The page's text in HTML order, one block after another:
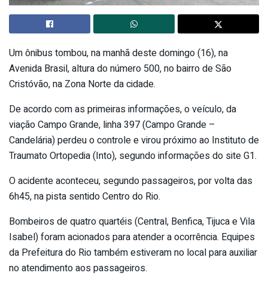
Um ônibus tombou, na manhã deste domingo (16), na
Avenida Brasil, altura do número 500, no bairro de São
Cristóvão, na Zona Norte da cidade.
De acordo com as primeiras informações, o veículo, da
viação Campo Grande, linha 397 (Campo Grande –
Candelária) perdeu o controle e virou próximo ao Instituto de
Traumato Ortopedia (Into), segundo informações do site G1.
O acidente aconteceu, segundo passageiros, por volta das
6h45, na pista sentido Centro do Rio.
Bombeiros de quatro quartéis (Central, Benfica, Tijuca e Vila
Isabel) foram acionados para atender a ocorrência. Equipes
da Prefeitura do Rio também estiveram no local para auxiliar
no atendimento aos passageiros.